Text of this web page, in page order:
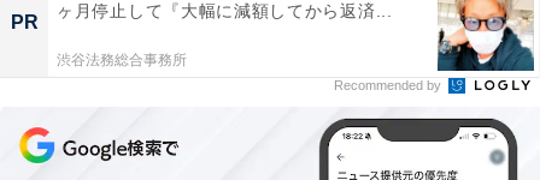
PR
ヶ月停止して『大幅に減額してから返済...
渋谷法務総合事務所
Recommended by